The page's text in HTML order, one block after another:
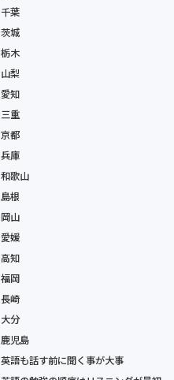
千葉
茨城
栃木
山梨
愛知
三重
京都
兵庫
和歌山
島根
岡山
愛媛
高知
福岡
長崎
大分
鹿児島
英語も話す前に聞く事が大事